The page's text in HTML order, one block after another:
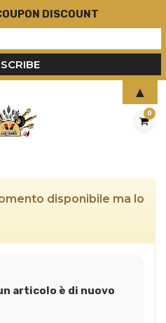
0
disponibile ma lo
articolo è di nuovo
DISCOUNT
▲